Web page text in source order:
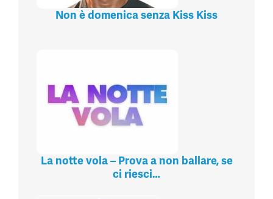
Non è domenica senza Kiss Kiss
La notte vola – Prova a non ballare, se
ci riesci…